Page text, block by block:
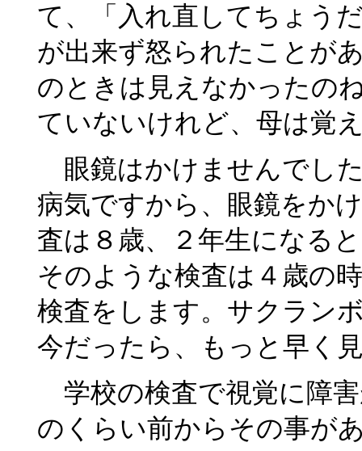
て、「入れ直してちょう
が出来ず怒られたことが
のときは見えなかったの
ていないけれど、母は覚
眼鏡はかけませんでし
病気ですから、眼鏡をか
査は８歳、２年生になる
そのような検査は４歳の
検査をします。サクラン
今だったら、もっと早く
学校の検査で視覚に障
のくらい前からその事が